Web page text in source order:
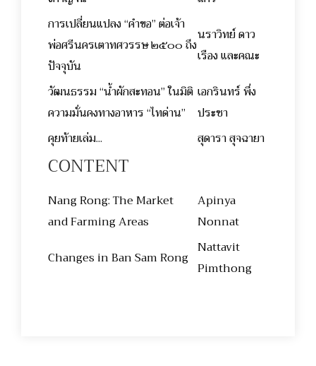
การเปลี่ยนแปลง “คำขอ” ต่อเจ้า
พ่อศรีนครเตาทศวรรษ ๒๕๐๐ ถึง
ปัจจุบัน
นราวิทย์ ดาว
เรือง และคณะ
วัฒนธรรม “นํ้าผักสะทอน” ในมิติ
ความมั่นคงทางอาหาร “ไทด่าน”
เอกรินทร์ พึ่ง
ประชา
คุยท้ายเล่ม...
สุดารา สุจฉายา
CONTENT
Nang Rong: The Market
and Farming Areas
Apinya
Nonnat
Changes in Ban Sam Rong
Nattavit
Pimthong